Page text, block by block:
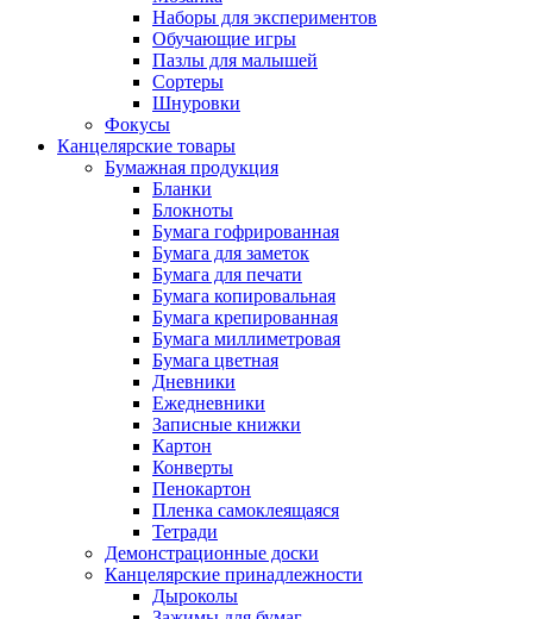
Наборы для экспериментов
Обучающие игры
Пазлы для малышей
Сортеры
Шнуровки
Фокусы
Канцелярские товары
Бумажная продукция
Бланки
Блокноты
Бумага гофрированная
Бумага для заметок
Бумага для печати
Бумага копировальная
Бумага крепированная
Бумага миллиметровая
Бумага цветная
Дневники
Ежедневники
Записные книжки
Картон
Конверты
Пенокартон
Пленка самоклеящаяся
Тетради
Демонстрационные доски
Канцелярские принадлежности
Дыроколы